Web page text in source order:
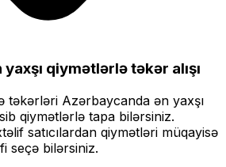
qiymətlərlətəkər alışı
təkərləri Azərbaycanda ən yaxşı
qiymətlərlə tapa bilərsiniz.
satıcılardan qiymətləri müqayisə
seçə bilərsiniz.